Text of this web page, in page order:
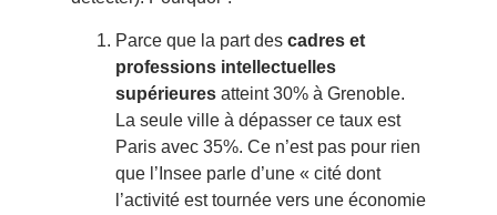
Parce que la part des cadres et
professions intellectuelles
supérieures atteint 30% à Grenoble.
La seule ville à dépasser ce taux est
Paris avec 35%. Ce n’est pas pour rien
que l’Insee parle d’une « cité dont
l’activité est tournée vers une économie